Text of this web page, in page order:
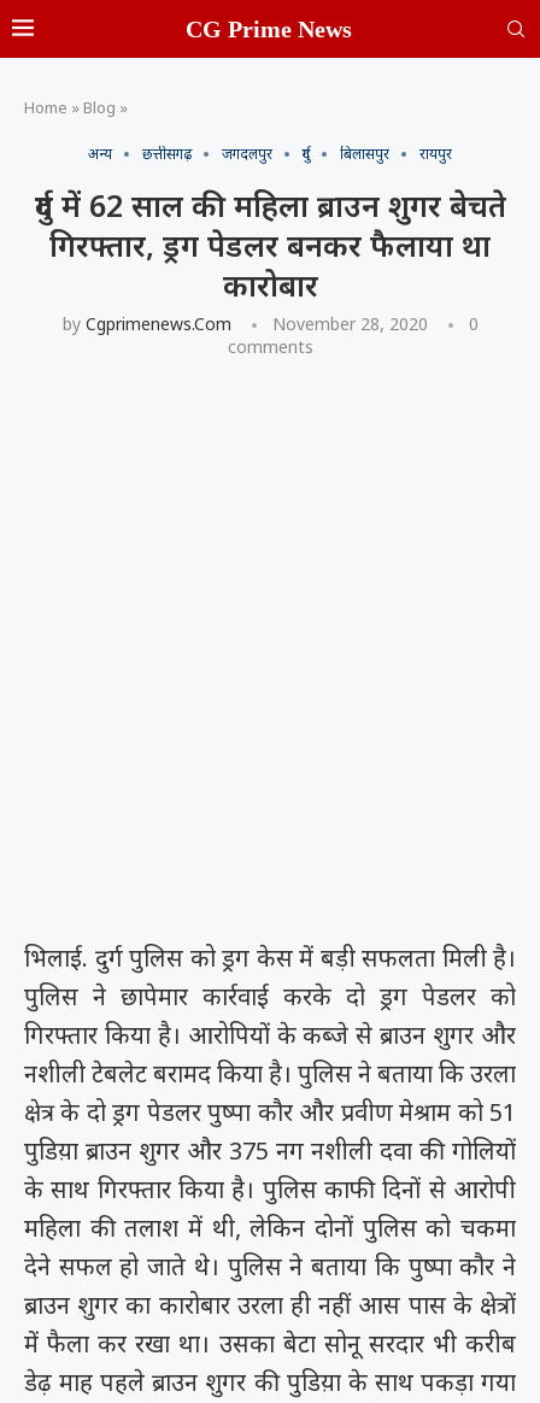
CG Prime News
Home » Blog »
अन्य छत्तीसगढ़ जगदलपुर दुर्ग बिलासपुर रायपुर
दुर्ग में 62 साल की महिला ब्राउन शुगर बेचते
गिरफ्तार, ड्रग पेडलर बनकर फैलाया था
कारोबार
by Cgprimenews.com November 28, 2020
0
comments
भिलाई. दुर्ग पुलिस को ड्रग केस में बड़ी सफलता मिली है।
पुलिस ने छापेमार कार्रवाई करके दो ड्रग पेडलर को
गिरफ्तार किया है। आरोपियों के कब्जे से ब्राउन शुगर और
नशीली टेबलेट बरामद किया है। पुलिस ने बताया कि उरला
क्षेत्र के दो ड्रग पेडलर पुष्पा कौर और प्रवीण मेश्राम को 51
पुडिय़ा ब्राउन शुगर और 375 नग नशीली दवा की गोलियों
के साथ गिरफ्तार किया है। पुलिस काफी दिनों से आरोपी
महिला की तलाश में थी, लेकिन दोनों पुलिस को चकमा
देने सफल हो जाते थे। पुलिस ने बताया कि पुष्पा कौर ने
ब्राउन शुगर का कारोबार उरला ही नहीं आस पास के क्षेत्रों
में फैला कर रखा था। उसका बेटा सोनू सरदार भी करीब
डेढ़ माह पहले ब्राउन शुगर की पुडिय़ा के साथ पकड़ा गया